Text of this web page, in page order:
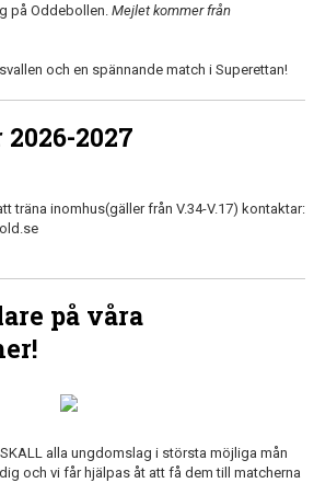
på Oddebollen. Mejlet kommer från
och en spännande match i Superettan!
2027
träna inomhus(gäller från V.34-V.17) kontaktar:
på våra
alla ungdomslag i största möjliga mån
och vi får hjälpas åt att få dem till matcherna